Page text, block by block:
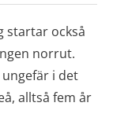
startar också
norrut.
ungefär i det
alltså fem år